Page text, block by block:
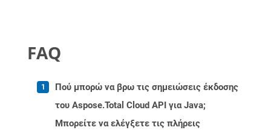
FAQ
Πού μπορώ να βρω τις σημειώσεις έκδοσης
του Aspose.Total Cloud API για Java;
Μπορείτε να ελέγξετε τις πλήρεις